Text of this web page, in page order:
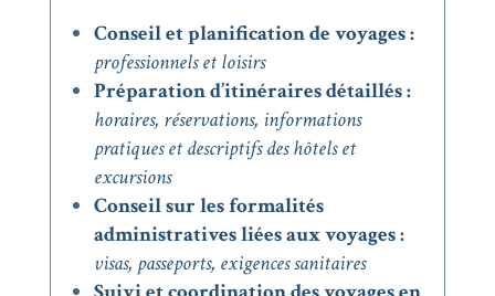
Conseil et planification de voyages :
professionnels et loisirs
Préparation d’itinéraires détaillés :
horaires, réservations, informations
pratiques et descriptifs des hôtels et
excursions
Conseil sur les formalités
administrativesliées aux voyages :
visas, passeports, exigences sanitaires